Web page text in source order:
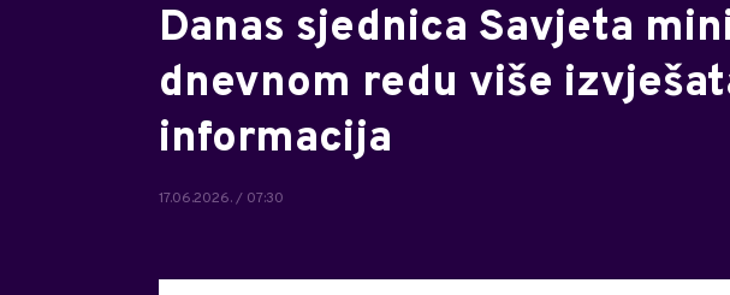
Danas sjednica Savjeta
dnevnom redu više
informacija
17.06.2026. / 07:30